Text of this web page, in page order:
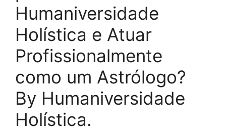
Humaniversidade
Holística e Atuar
Profissionalmente
como um Astrólogo?
By Humaniversidade
Holística.